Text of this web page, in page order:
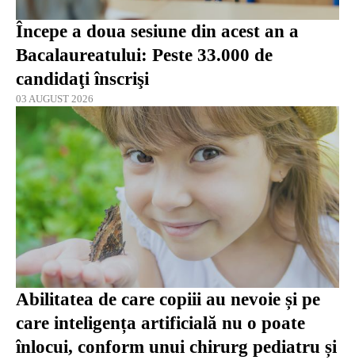
Începe a doua sesiune din acest an a
Bacalaureatului: Peste 33.000 de
candidaţi înscrişi
03 AUGUST 2026
Abilitatea de care copiii au nevoie și pe
care inteligența artificială nu o poate
înlocui, conform unui chirurg pediatru și